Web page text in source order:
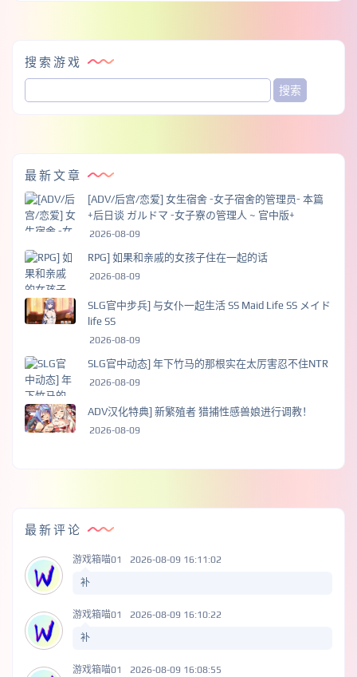
搜索游戏
最新文章
[ADV/后宫/恋爱] 女生宿舍 -女子宿舍的管理员- 本篇
+后日谈 ガルドマ -女子寮の管理人 ~ 官中版+
2026-08-09
RPG] 如果和亲戚的女孩子住在一起的话
2026-08-09
SLG官中步兵] 与女仆一起生活 SS Maid Life SS メイド
life SS
2026-08-09
SLG官中动态] 年下竹马的那根实在太厉害忍不住NTR
2026-08-09
ADV汉化特典] 新繁殖者 猎捕性感兽娘进行调教！
2026-08-09
最新评论
游戏箱喵01 2026-08-09 16:11:02
补
游戏箱喵01 2026-08-09 16:10:22
补
游戏箱喵01 2026-08-09 16:08:55